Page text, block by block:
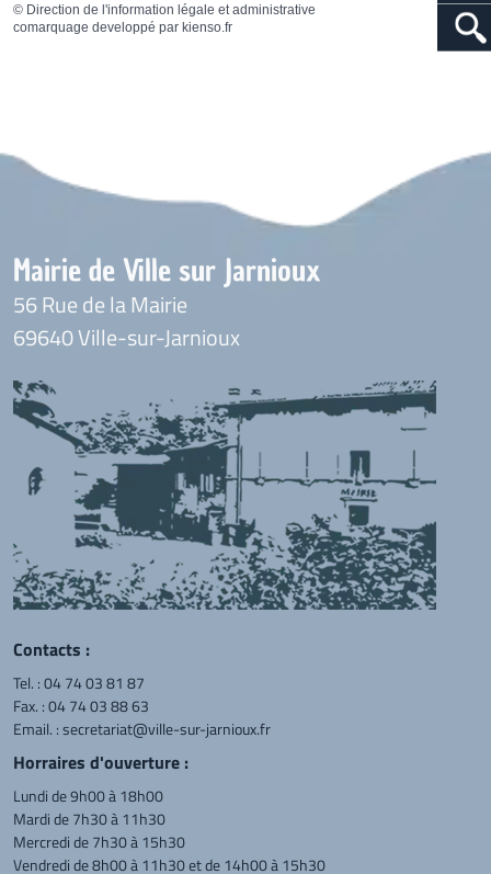
© Direction de l'information légale et administrative
comarquage developpé par kienso.fr
Mairie de Ville sur Jarnioux
56 Rue de la Mairie
69640 Ville-sur-Jarnioux
Contacts :
Tel. :04 74 03 81 87
Fax. : 04 74 03 88 63
Email. :secretariat@ville-sur-jarnioux.fr
Horraires d'ouverture :
Lundi de 9h00 à 18h00
Mardi de 7h30 à 11h30
Mercredi de 7h30 à 15h30
Vendredi de 8h00 à 11h30 et de 14h00 à 15h30